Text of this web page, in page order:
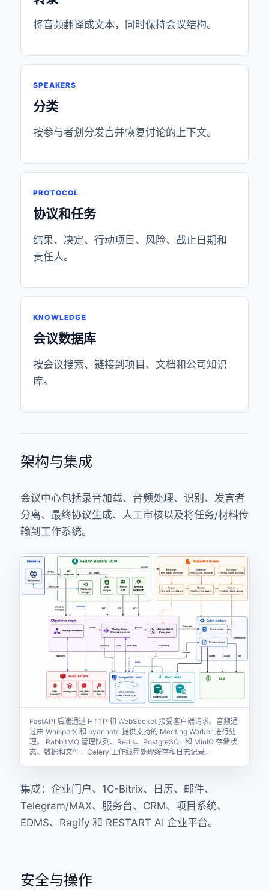
将音频翻译成文本，同时保持会议结构。
SPEAKERS
分类
按参与者划分发言并恢复讨论的上下文。
PROTOCOL
协议和任务
结果、决定、行动项目、风险、截止日期和
责任人。
KNOWLEDGE
会议数据库
按会议搜索、链接到项目、文档和公司知识
库。
架构与集成
会议中心包括录音加载、音频处理、识别、发言者
分离、最终协议生成、人工审核以及将任务/材料传
输到工作系统。
FastAPI 后端通过 HTTP 和 WebSocket 接受客户端请求。音频通
过由 WhisperX 和 pyannote 提供支持的 Meeting Worker 进行处
理。 RabbitMQ 管理队列、Redis、PostgreSQL 和 MinIO 存储状
态、数据和文件，Celery 工作线程处理缓存和日志记录。
集成：企业门户、1C-Bitrix、日历、邮件、
Telegram/MAX、服务台、CRM、项目系统、
EDMS、Ragify 和 RESTART AI 企业平台。
安全与操作